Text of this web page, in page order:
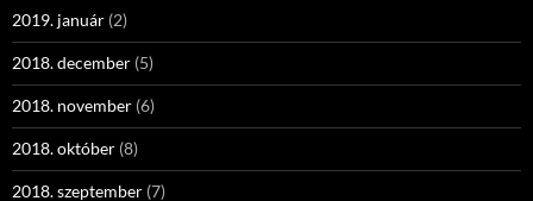
2019. január (2)
2018. december (5)
2018. november (6)
2018. október (8)
2018. szeptember (7)